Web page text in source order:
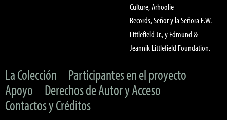
Culture, Arhoolie
Records, Señor y la Señora E.W.
Littlefield Jr., y Edmund &
Jeannik Littlefield Foundation.
La Colección
Participantes en el proyecto
Apoyo
Derechos de Autor y Acceso
Contactos y Créditos